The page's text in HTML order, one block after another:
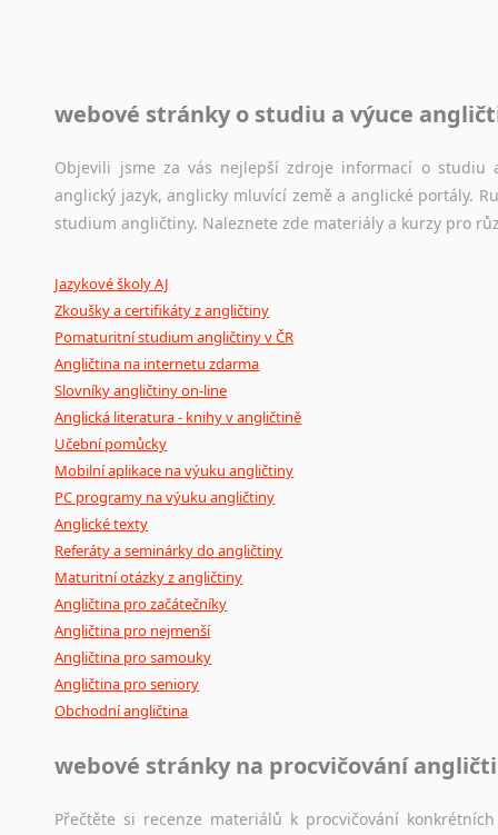
Jazykový korpus je elektronický soubor autentických
původního zdroje textu.
Ostatní pomůcky pro překladatele
poradny a pravidla
webové stránky o studiu a výuce
Objevili jsme za vás nejlepší zdroje informací o studiu
anglický jazyk, anglicky mluvící země a anglické portály.
studium angličtiny. Naleznete zde materiály a kurzy pro
Jazykové školy AJ
Zkoušky a certifikáty z angličtiny
Pomaturitní studium angličtiny v ČR
Angličtina na internetu zdarma
Slovníky angličtiny on-line
Anglická literatura - knihy v angličtině
Učební pomůcky
Mobilní aplikace na výuku angličtiny
PC programy na výuku angličtiny
Anglické texty
Referáty a seminárky do angličtiny
Maturitní otázky z angličtiny
Angličtina pro začátečníky
Angličtina pro nejmenší
Angličtina pro samouky
Angličtina pro seniory
Obchodní angličtina
webové stránky na procvičování
Přečtěte si recenze materiálů k procvičování